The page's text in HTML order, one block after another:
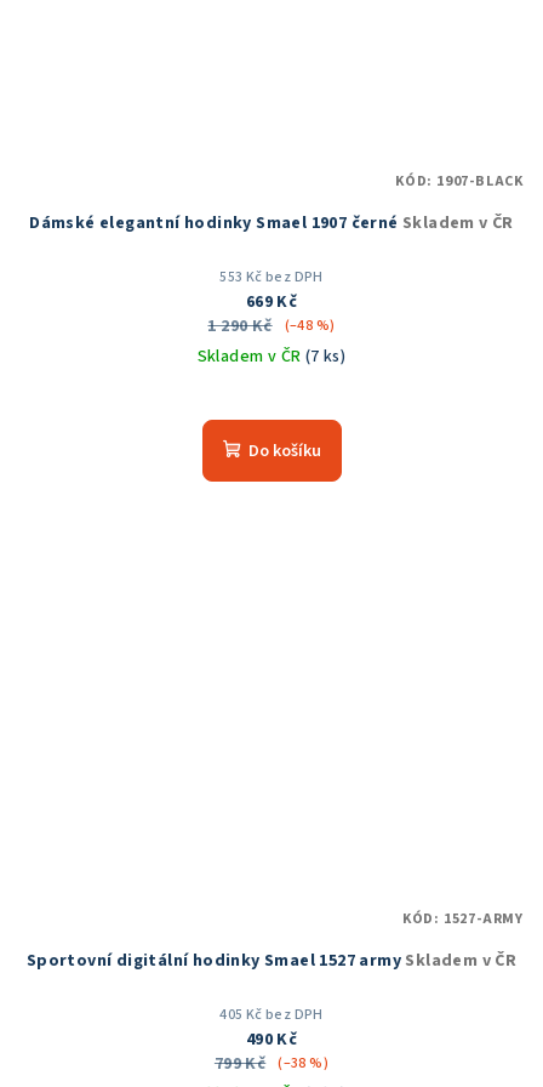
Dámské elegantní hodinky Smael 1907 černé Skladem v ČR
553 Kč bez DPH
669 Kč
1 290 Kč
(–48 %)
Skladem v ČR (7 ks)
Do košíku
KÓD: 1907-BLACK
Sportovní digitální hodinky Smael 1527 army Skladem v ČR
405 Kč bez DPH
490 Kč
799 Kč (–38 %)
KÓD: 1527-ARMY